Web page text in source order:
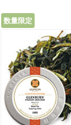
数量限定